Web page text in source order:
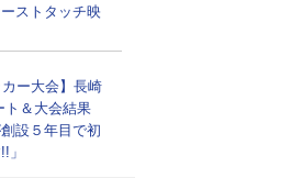
ストタッチ映
カー大会】長崎
ト＆大会結果
設５年目で初
」